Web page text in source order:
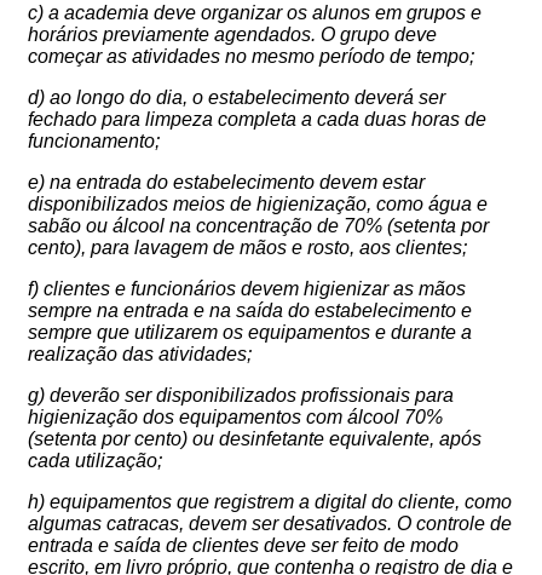
c) a academia deve organizar os alunos em grupos e
horários previamente agendados. O grupo deve
começar as atividades no mesmo período de tempo;
d) ao longo do dia, o estabelecimento deverá ser
fechado para limpeza completa a cada duas horas de
funcionamento;
e) na entrada do estabelecimento devem estar
disponibilizados meios de higienização, como água e
sabão ou álcool na concentração de 70% (setenta por
cento), para lavagem de mãos e rosto, aos clientes;
f) clientes e funcionários devem higienizar as mãos
sempre na entrada e na saída do estabelecimento e
sempre que utilizarem os equipamentos e durante a
realização das atividades;
g) deverão ser disponibilizados profissionais para
higienização dos equipamentos com álcool 70%
(setenta por cento) ou desinfetante equivalente, após
cada utilização;
h) equipamentos que registrem a digital do cliente, como
algumas catracas, devem ser desativados. O controle de
entrada e saída de clientes deve ser feito de modo
escrito, em livro próprio, que contenha o registro de dia e